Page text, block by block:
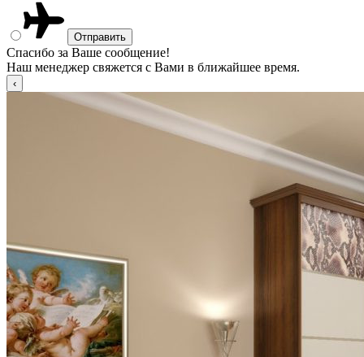
Спасибо за Ваше сообщение!
Наш менеджер свяжется с Вами в ближайшее время.